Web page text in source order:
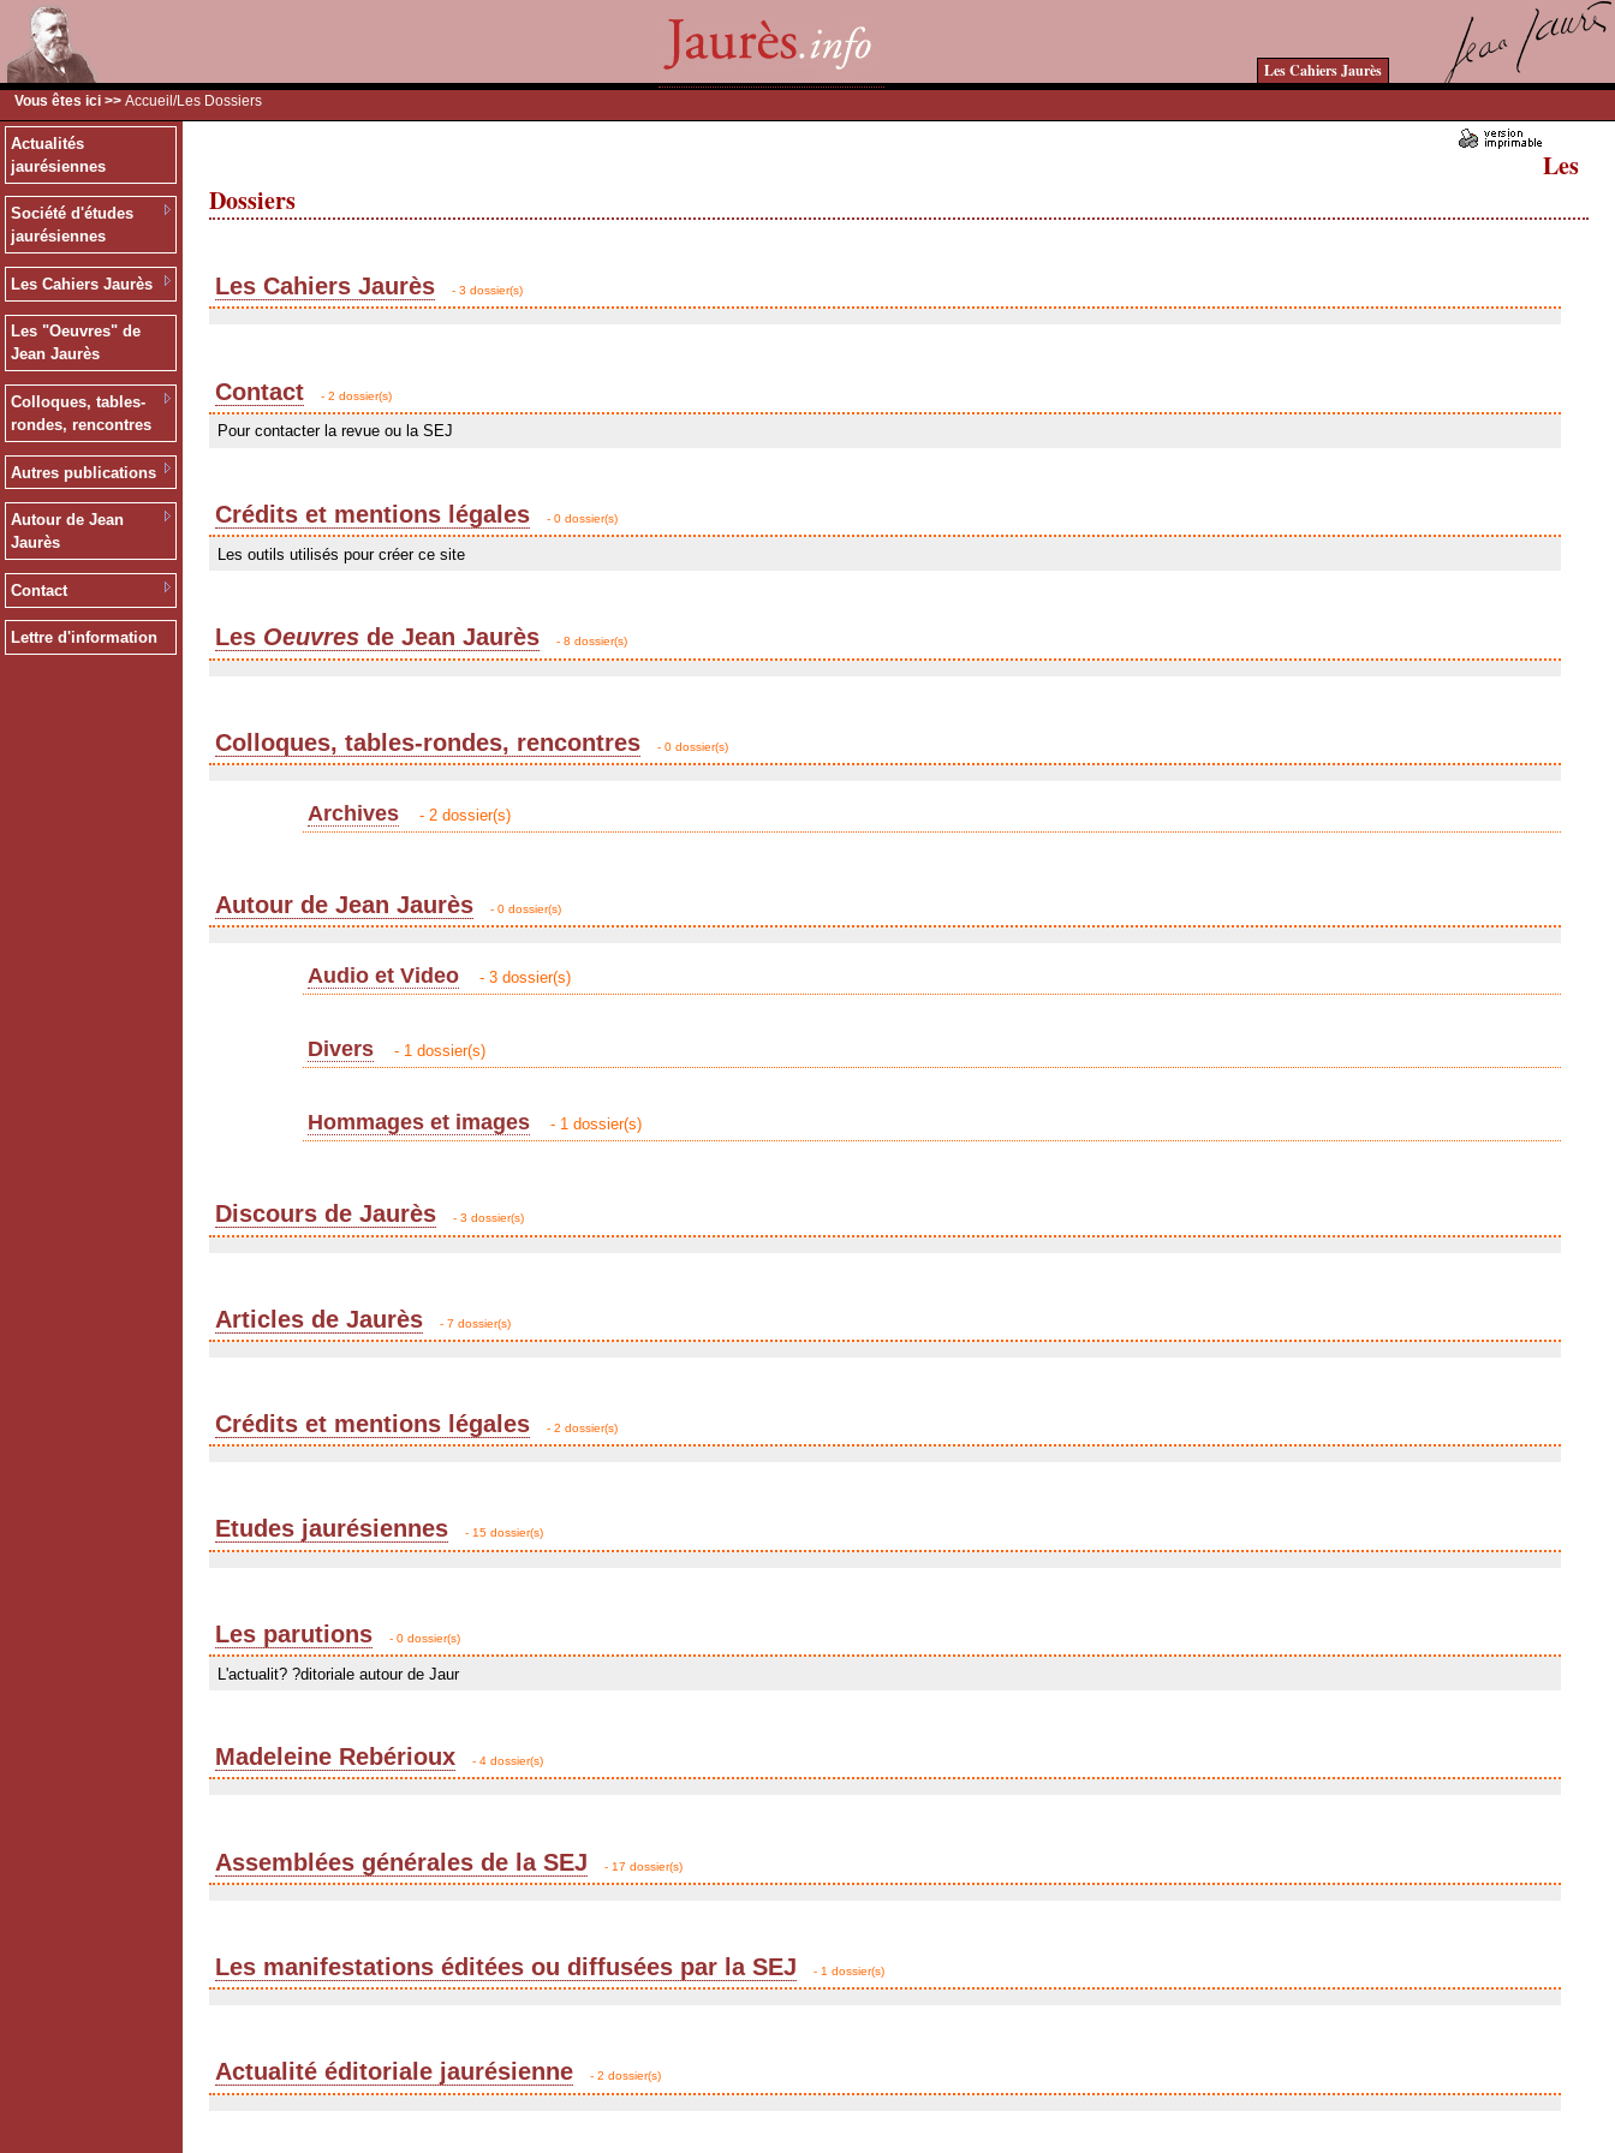
Les Cahiers Jaurès
Vous êtes ici >> Accueil /Les Dossiers
Actualités
jaurésiennes
Société d'études
jaurésiennes
Les Cahiers Jaurès
Les "Oeuvres" de
Jean Jaurès
Colloques, tables-
rondes, rencontres
Autres publications
Autour de Jean
Jaurès
Contact
Lettre d'information
Les
Dossiers
Les Cahiers Jaurès - 3 dossier(s)
Contact - 2 dossier(s)
Pour contacter la revue ou la SEJ
Crédits et mentions légales - 0 dossier(s)
Les outils utilisés pour créer ce site
Les Oeuvres de Jean Jaurès - 8 dossier(s)
Colloques, tables-rondes, rencontres - 0 dossier(s)
Archives - 2 dossier(s)
Autour de Jean Jaurès - 0 dossier(s)
Audio et Video - 3 dossier(s)
Divers - 1 dossier(s)
Hommages et images - 1 dossier(s)
Discours de Jaurès - 3 dossier(s)
Articles de Jaurès - 7 dossier(s)
Crédits et mentions légales - 2 dossier(s)
Etudes jaurésiennes - 15 dossier(s)
Les parutions - 0 dossier(s)
L'actualit? ?ditoriale autour de Jaur
Madeleine Rebérioux - 4 dossier(s)
Assemblées générales de la SEJ - 17 dossier(s)
Les manifestations éditées ou diffusées par la SEJ - 1 dossier(s)
Actualité éditoriale jaurésienne - 2 dossier(s)